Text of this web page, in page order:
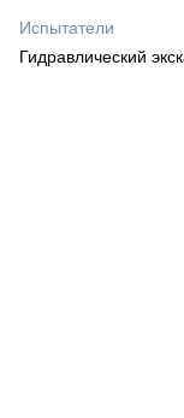
СПЕЦПРОЕКТЫ
Испытатели
Гидравлический